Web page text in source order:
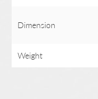
Dimension
Weight